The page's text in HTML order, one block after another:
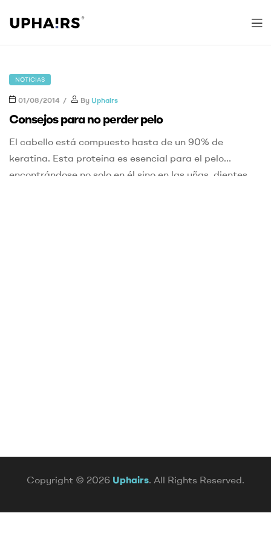
Uphairs
NOTICIAS
01/08/2014 By Uphairs
Consejos para no perder pelo
El cabello está compuesto hasta de un 90% de
keratina. Esta proteína es esencial para el pelo
encontrándose no solo en él sino en las uñas, dientes,
Copyright © 2026 Uphairs. All Rights Reserved.